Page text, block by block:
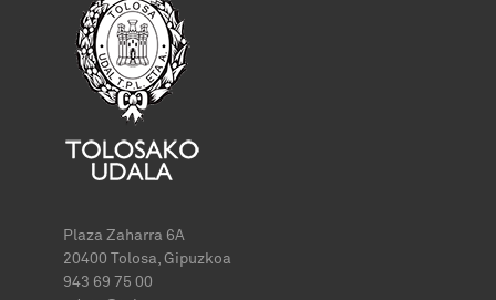
Plaza Zaharra 6A
20400 Tolosa, Gipuzkoa
943 69 75 00